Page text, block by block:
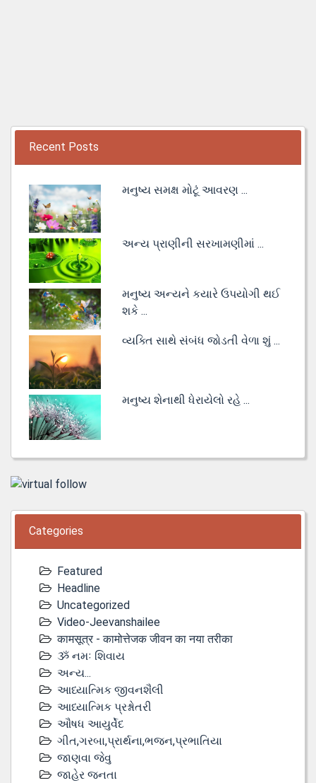
Recent Posts
મનુષ્ય સમક્ષ મોટૂં આવરણ ...
અન્ય પ્રાણીની સરખામણીમાં ...
મનુષ્ય અન્યને કયારે ઉપયોગી થઈ
શકે ...
વ્યક્તિ સાથે સંબંધ જોડતી વેળા શું ...
મનુષ્ય શેનાથી ધેરાયેલો રહે ...
Categories
Featured
Headline
Uncategorized
Video-Jeevanshailee
कामसूत्र - कामोत्तेजक जीवन का नया तरीका
ૐ નમઃ શિવાય
અન્ય...
આધ્યાત્મિક જીવનશૈલી
આધ્યાત્મિક પ્રશ્નોતરી
ઔષધ આયુર્વેદ
ગીત,ગરબા,પ્રાર્થના,ભજન,પ્રભાતિયા
જાણવા જેવુ
જાહેર જનતા